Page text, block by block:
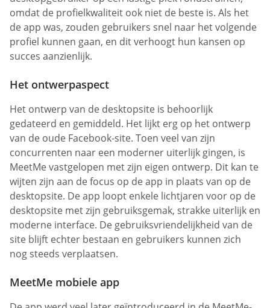
omdat de profielkwaliteit ook niet de beste is. Als het
de app was, zouden gebruikers snel naar het volgende
profiel kunnen gaan, en dit verhoogt hun kansen op
succes aanzienlijk.
Het ontwerpaspect
Het ontwerp van de desktopsite is behoorlijk
gedateerd en gemiddeld. Het lijkt erg op het ontwerp
van de oude Facebook-site. Toen veel van zijn
concurrenten naar een moderner uiterlijk gingen, is
MeetMe vastgelopen met zijn eigen ontwerp. Dit kan te
wijten zijn aan de focus op de app in plaats van op de
desktopsite. De app loopt enkele lichtjaren voor op de
desktopsite met zijn gebruiksgemak, strakke uiterlijk en
moderne interface. De gebruiksvriendelijkheid van de
site blijft echter bestaan en gebruikers kunnen zich
nog steeds verplaatsen.
MeetMe mobiele app